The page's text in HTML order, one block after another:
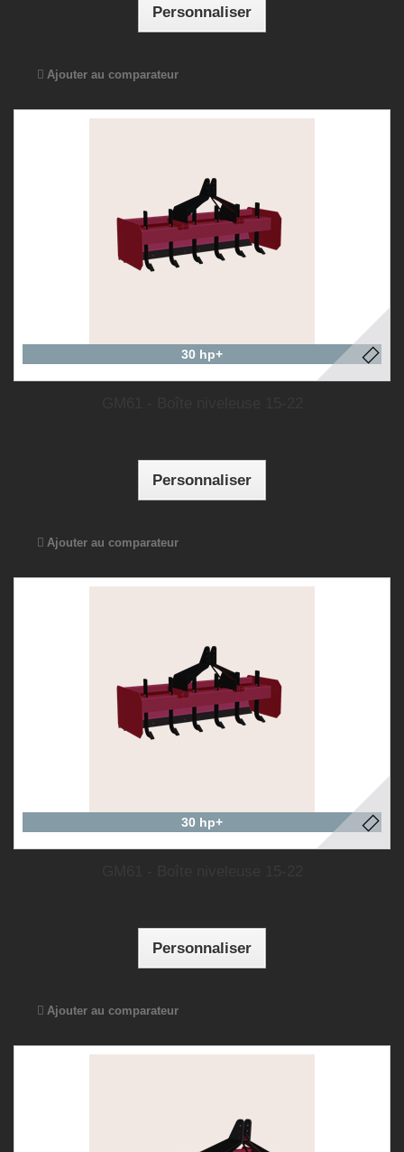
Personnaliser
Ajouter au comparateur
30 hp+
Personnaliser
Ajouter au comparateur
30 hp+
Personnaliser
Ajouter au comparateur